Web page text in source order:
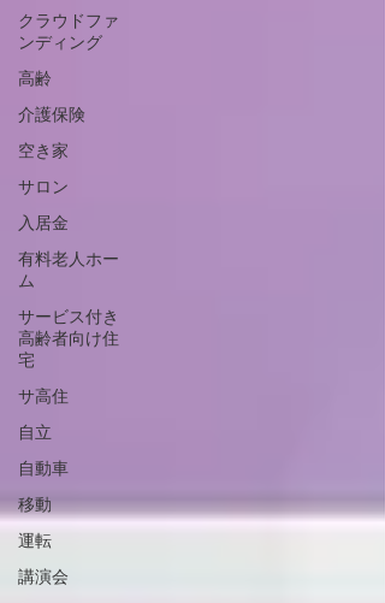
クラウドファ
ンディング
高齢
介護保険
空き家
サロン
入居金
有料老人ホー
ム
サービス付き
高齢者向け住
宅
サ高住
自立
自動車
移動
運転
講演会